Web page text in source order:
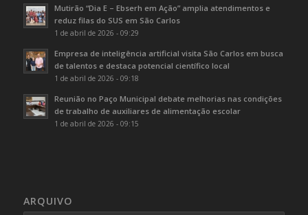
Mutirão “Dia E – Ebserh em Ação” amplia atendimentos e
reduz filas do SUS em São Carlos
1 de abril de 2026 - 09:29
Empresa de inteligência artificial visita São Carlos em busca
de talentos e destaca potencial científico local
1 de abril de 2026 - 09:18
Reunião no Paço Municipal debate melhorias nas condições
de trabalho de auxiliares de alimentação escolar
1 de abril de 2026 - 09:15
ARQUIVO